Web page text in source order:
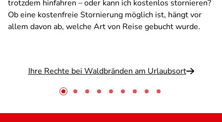
trotzdem hinfahren – oder kann ich kostenlos stornieren?
Ob eine kostenfreie Stornierung möglich ist, hängt vor
allem davon ab, welche Art von Reise gebucht wurde.
Ihre Rechte bei Waldbränden am Urlaubsort